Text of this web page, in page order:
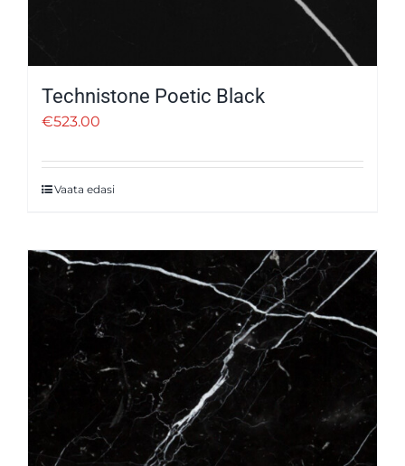
Technistone Poetic Black
€523.00
Vaata edasi